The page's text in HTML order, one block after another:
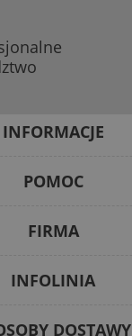
INFORMACJE
POMOC
FIRMA
INFOLINIA
DOSTAWY